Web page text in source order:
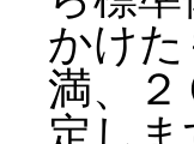
かけ
満、２